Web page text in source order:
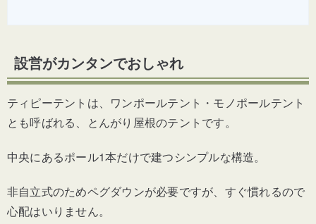
設営がカンタンでおしゃれ
ティピーテントは、ワンポールテント・モノポールテント
とも呼ばれる、とんがり屋根のテントです。
中央にあるポール1本だけで建つシンプルな構造。
非自立式のためペグダウンが必要ですが、すぐ慣れるので
心配はいりません。